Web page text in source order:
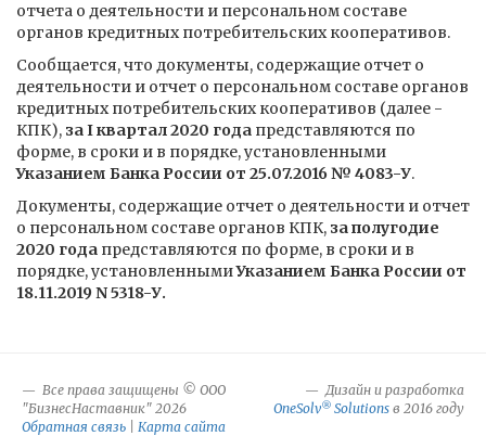
отчета о деятельности и персональном составе
органов кредитных потребительских кооперативов.
Сообщается, что документы, содержащие отчет о
деятельности и отчет о персональном составе органов
кредитных потребительских кооперативов (далее -
КПК), за I квартал 2020 года представляются по
форме, в сроки и в порядке, установленными
Указанием Банка России от 25.07.2016 № 4083-У.
Документы, содержащие отчет о деятельности и отчет
о персональном составе органов КПК, за полугодие
2020 года представляются по форме, в сроки и в
порядке, установленнымиУказанием Банка России от
18.11.2019 N 5318-У.
Все права защищены © ООО
"БизнесНаставник" 2026
Обратная связь
Карта сайта
Дизайн и разработка
OneSolv® Solutions в 2016 году